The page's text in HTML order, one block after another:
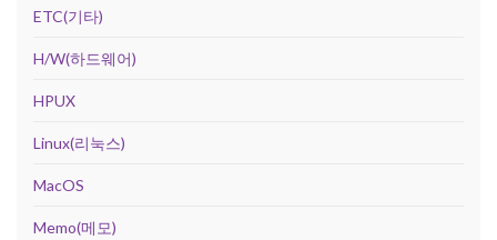
ETC(기타)
H/W(하드웨어)
HPUX
Linux(리눅스)
MacOS
Memo(메모)